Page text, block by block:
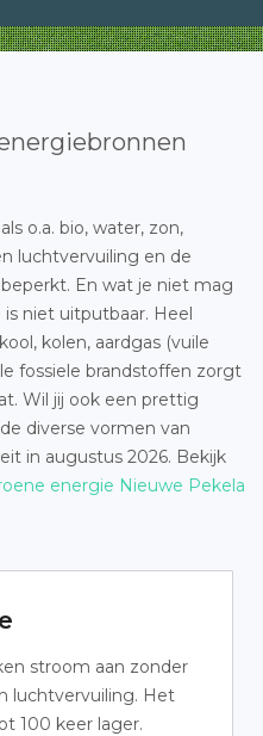
o.a. bio, water, zon,
luchtvervuiling en de
En wat je niet mag
niet uitputbaar. Heel
kolen, aardgas (vuile
fossiele brandstoffen zorgt
Wil jij ook een prettig
diverse vormen van
in augustus 2026. Bekijk
energie Nieuwe Pekela
stroom aan zonder
luchtvervuiling. Het
100 keer lager.